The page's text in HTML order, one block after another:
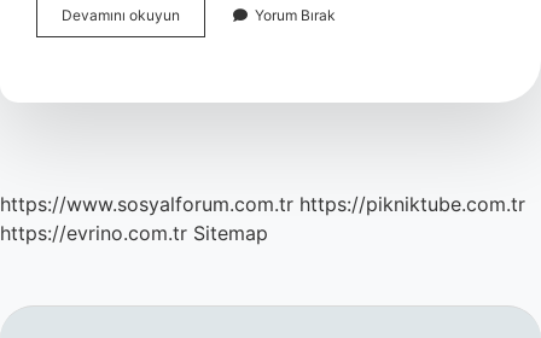
Devamını okuyun
Bulamacı
Kullanılır
Yorum Bırak
https://www.sosyalforum.com.tr https://pikniktube.com.tr
https://evrino.com.tr Sitemap